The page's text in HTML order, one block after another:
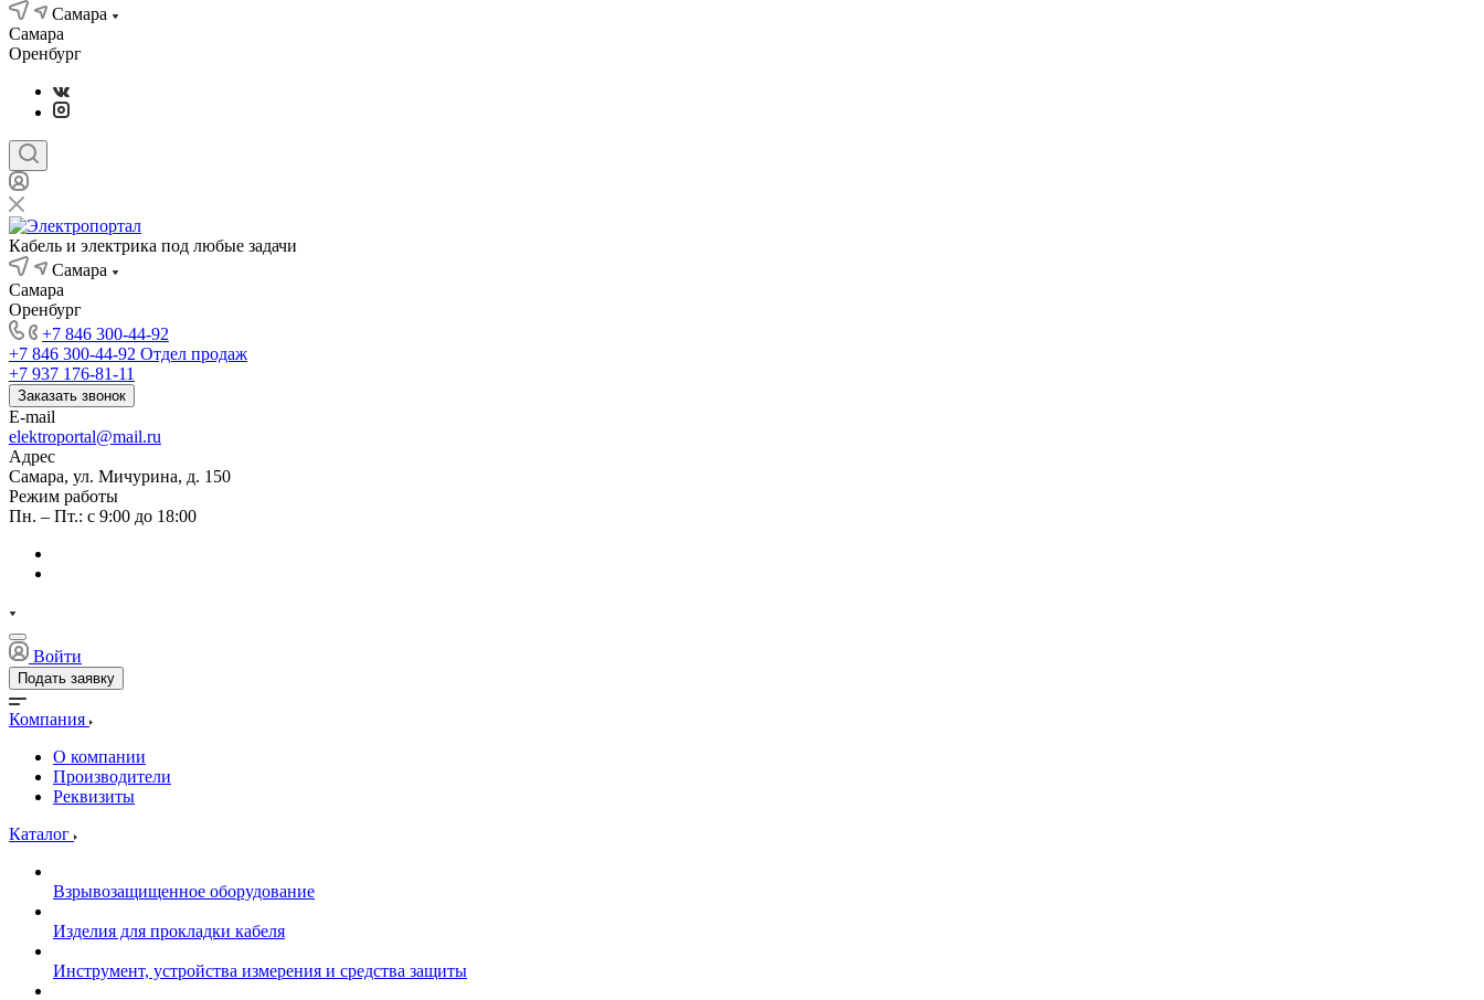
Самара
Самара
Оренбург
Кабель и электрика под любые задачи
Самара
Самара
Оренбург
+7 846 300-44-92
+7 846 300-44-92 Отдел продаж
+7 937 176-81-11
Заказать звонок
E-mail
elektroportal@mail.ru
Адрес
Самара, ул. Мичурина, д. 150
Режим работы
Пн. – Пт.: с 9:00 до 18:00
Войти
Подать заявку
Компания
О компании
Производители
Реквизиты
Каталог
Взрывозащищенное оборудование
Изделия для прокладки кабеля
Инструмент, устройства измерения и средства защиты